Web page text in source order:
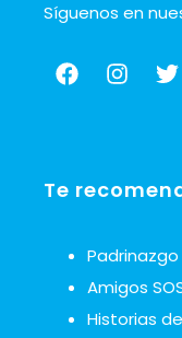
Síguenos en
Te
Padrinazgo
Amigos
Historias